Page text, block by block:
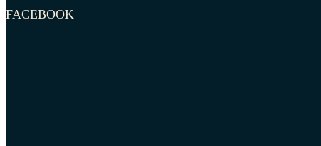
FACEBOOK